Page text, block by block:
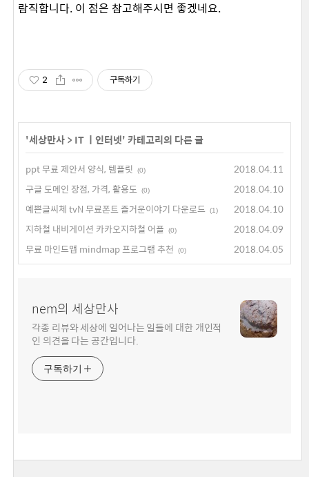
람직합니다. 이 점은 참고해주시면 좋겠네요.
2 구독하기
'세상만사> IT ㅣ인터넷' 카테고리의 다른 글
ppt 무료 제안서 양식, 템플릿 (0)
2018.04.11
구글 도메인 장점, 가격, 활용도 (0)
2018.04.10
예쁜글씨체 tvN 무료폰트 즐거운이야기 다운로드 (1)
2018.04.10
지하철 내비게이션 카카오지하철 어플 (0)
2018.04.09
무료 마인드맵 mindmap 프로그램 추천
(0) 2018.04.05
nem의 세상만사
각종 리뷰와 세상에 일어나는 일들에 대한 개인적
인 의견을 다는 공간입니다.
구독하기